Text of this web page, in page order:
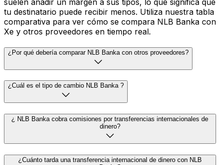
tu destinatario puede recibir menos. Utiliza nuestra tabla
comparativa para ver cómo se compara NLB Banka con
Xe y otros proveedores en tiempo real.
¿Por qué debería comparar NLB Banka con otros proveedores?
¿Cuál es el tipo de cambio NLB Banka ?
¿ NLB Banka cobra comisiones por transferencias internacionales de
dinero?
¿Cuánto tarda una transferencia internacional de dinero con NLB